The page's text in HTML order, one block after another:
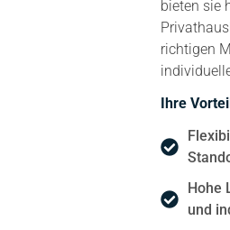
bieten sie
richtigen
Ihre
Hohe
und